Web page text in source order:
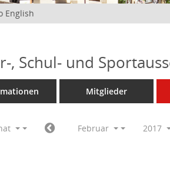
English
, Schul- und
Mitglieder
Februar 2017